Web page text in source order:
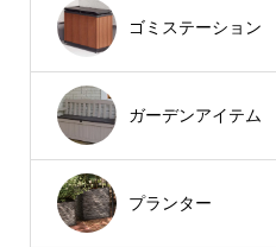
ゴミステーション
ガーデンアイテム
プランター